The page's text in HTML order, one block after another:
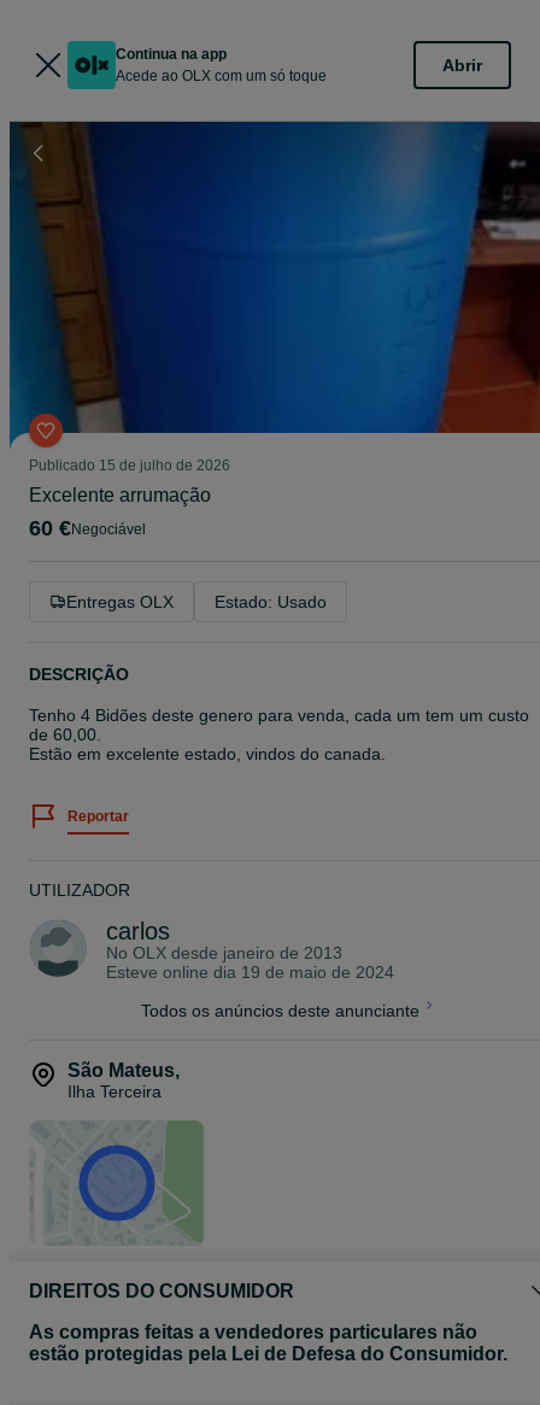
Continua na app
Acede ao OLX com um só toque
Abrir
Publicado 15 de julho de 2026
Excelente arrumação
60 € Negociável
Entregas OLX Estado: Usado
DESCRIÇÃO
Tenho 4 Bidões deste genero para venda, cada um tem um custo
de 60,00.
Estão em excelente estado, vindos do canada.
Reportar
UTILIZADOR
carlos
No OLX desde janeiro de 2013
Esteve online dia 19 de maio de 2024
Todos os anúncios deste anunciante
São Mateus,
Ilha Terceira
DIREITOS DO CONSUMIDOR
As compras feitas a vendedores particulares não
estão protegidas pela Lei de Defesa do Consumidor.